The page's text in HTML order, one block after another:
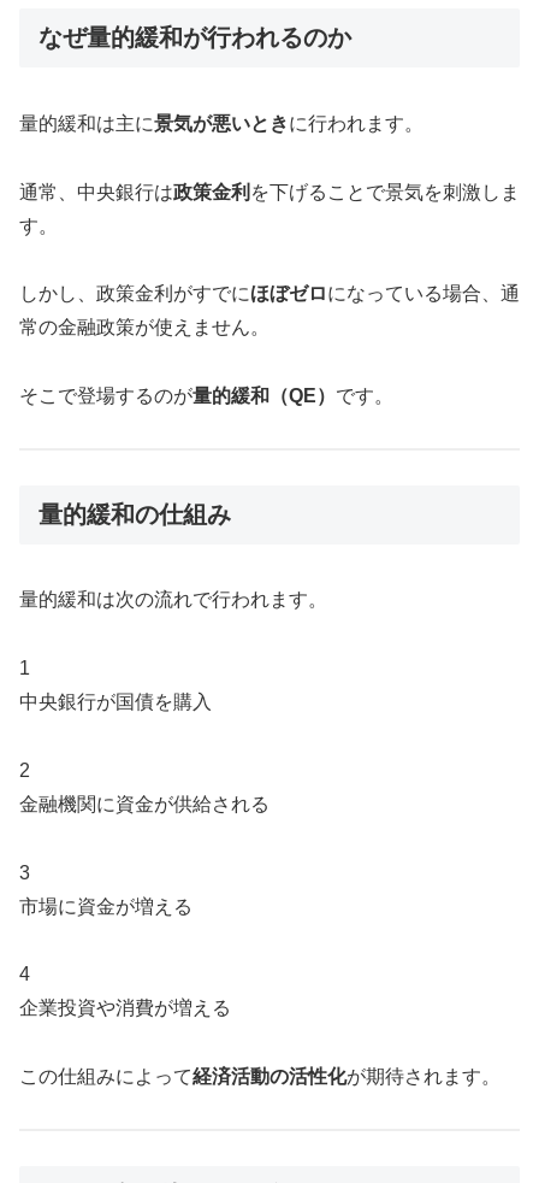
なぜ量的緩和が行われるのか
量的緩和は主に景気が悪いときに行われます。
通常、中央銀行は政策金利 を下げることで景気を刺激しま
す。
しかし、政策金利がすでにほぼゼロになっている場合、通
常の金融政策が使えません。
そこで登場するのが量的緩和（QE） です。
量的緩和の仕組み
量的緩和は次の流れで行われます。
1
中央銀行が国債を購入
2
金融機関に資金が供給される
3
市場に資金が増える
4
企業投資や消費が増える
この仕組みによって経済活動の活性化が期待されます。